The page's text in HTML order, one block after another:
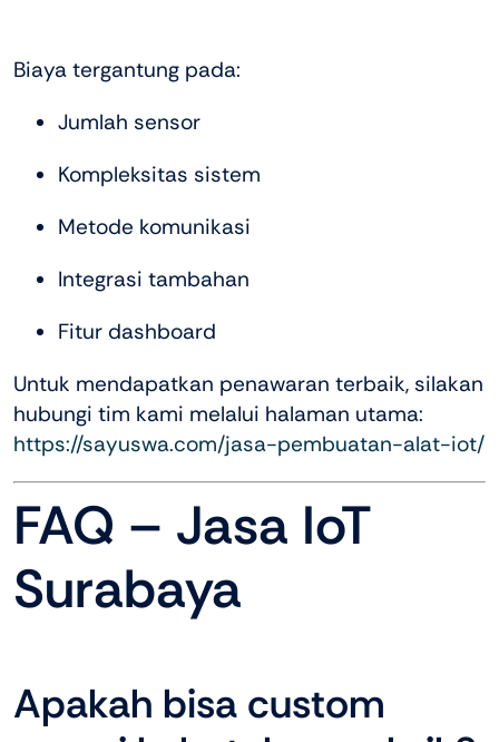
Biaya tergantung pada:
Jumlah sensor
Kompleksitas sistem
Metode komunikasi
Integrasi tambahan
Fitur dashboard
Untuk mendapatkan penawaran terbaik, silakan
hubungi tim kami melalui halaman utama:
https://sayuswa.com/jasa-pembuatan-alat-iot/
FAQ – Jasa IoT
Surabaya
Apakah bisa custom